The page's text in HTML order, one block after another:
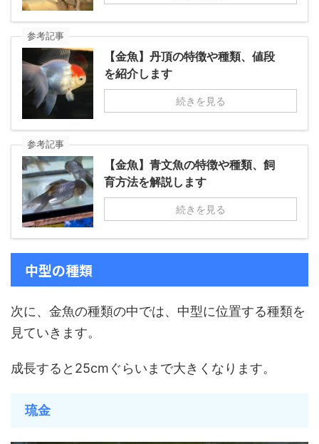
参考記事
【金魚】丹頂の特徴や種類、値段
を紹介します
続きを見る
参考記事
【金魚】青文魚の特徴や種類、飼
育方法を解説します
続きを見る
中型の種類
次に、金魚の種類の中では、中型に位置する種類を
見ていきます。
成長すると25cmぐらいまで大きくなります。
琉金